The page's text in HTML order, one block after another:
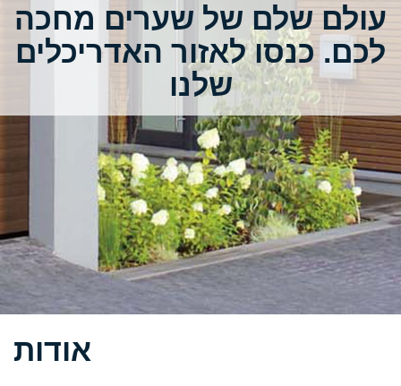
עולם שלם של שערים מחכה
לכם. כנסו לאזור האדריכלים
שלנו
אודות